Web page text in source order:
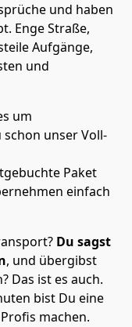
und haben
Enge Straße,
Aufgänge,
und
um
unser Voll-
Paket
einfach
Du sagst
, und übergibst
Das ist es auch.
bist Du eine
machen.